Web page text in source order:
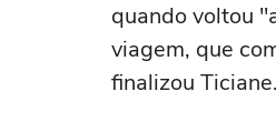
quando voltou
viagem, que
finalizou Ticiane.